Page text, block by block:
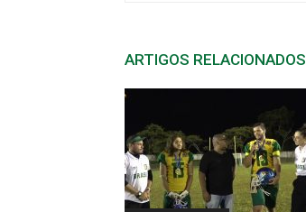
ARTIGOS RELACIONADOS